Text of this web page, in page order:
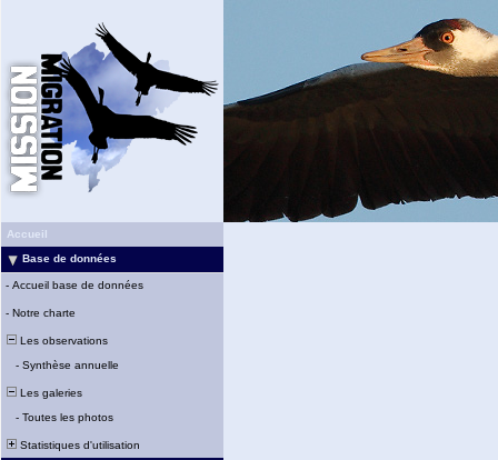
Accueil
Base de données
- Accueil base de données
- Notre charte
Les observations
- Synthèse annuelle
Les galeries
- Toutes les photos
Statistiques d'utilisation